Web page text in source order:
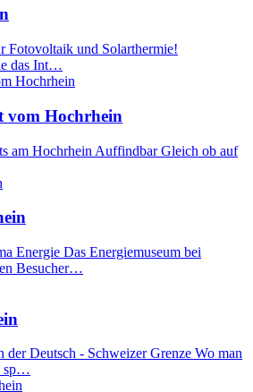
Fotovoltaik und Solarthermie!
das Int…
vom Hochrhein
am Hochrhein Auffindbar Gleich ob auf
Energie Das Energiemuseum bei
Besucher…
der Deutsch - Schweizer Grenze Wo man
sp…